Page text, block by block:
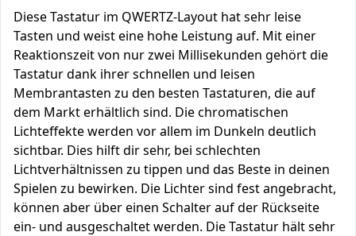
Diese Tastatur im QWERTZ-Layout hat sehr leise
Tasten und weist eine hohe Leistung auf. Mit einer
Reaktionszeit von nur zwei Millisekunden gehört die
Tastatur dank ihrer schnellen und leisen
Membrantasten zu den besten Tastaturen, die auf
dem Markt erhältlich sind. Die chromatischen
Lichteffekte werden vor allem im Dunkeln deutlich
sichtbar. Dies hilft dir sehr, bei schlechten
Lichtverhältnissen zu tippen und das Beste in deinen
Spielen zu bewirken. Die Lichter sind fest angebracht,
können aber über einen Schalter auf der Rückseite
ein- und ausgeschaltet werden. Die Tastatur hält sehr